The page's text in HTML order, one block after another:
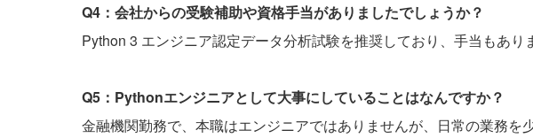
Q4：会社からの受験補助や資格手当がありましたでしょうか？
Python 3 エンジニア認定データ分析試験を推奨しており、手当もあり
Q5：Pythonエンジニアとして大事にしていることはなんですか？
金融機関勤務で、本職はエンジニアではありませんが、日常の業務を